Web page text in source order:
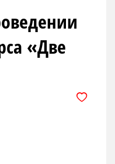
«Две